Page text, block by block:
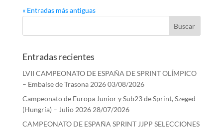
« Entradas más antiguas
Entradas recientes
LVII CAMPEONATO DE ESPAÑA DE SPRINT OLÍMPICO
– Embalse de Trasona 202603/08/2026
Campeonato de Europa Junior y Sub23 de Sprint, Szeged
(Hungría) – Julio 2026 28/07/2026
CAMPEONATO DE ESPAÑA SPRINT JJPP SELECCIONES